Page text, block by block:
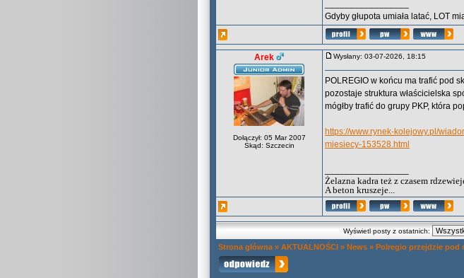
Gdyby głupota umiała latać, LOT
Arek
Dołączył: 05 Mar 2007
Skąd: Szczecin
Wysłany: 03-07-2026, 18:15
POLREGIO w końcu ma trafić pod
pozostaje struktura właścicielska
mógłby trafić do grupy PKP, która
https://www.rynek-kolejowy.pl/
miesiecy-153528.html
Żelazna kadra też z czasem
A beton kruszeje...
Wyświetl posty z ostatnich:
Strona główna » AKTUALNOŚCI » News » Polregio przejdzie pod